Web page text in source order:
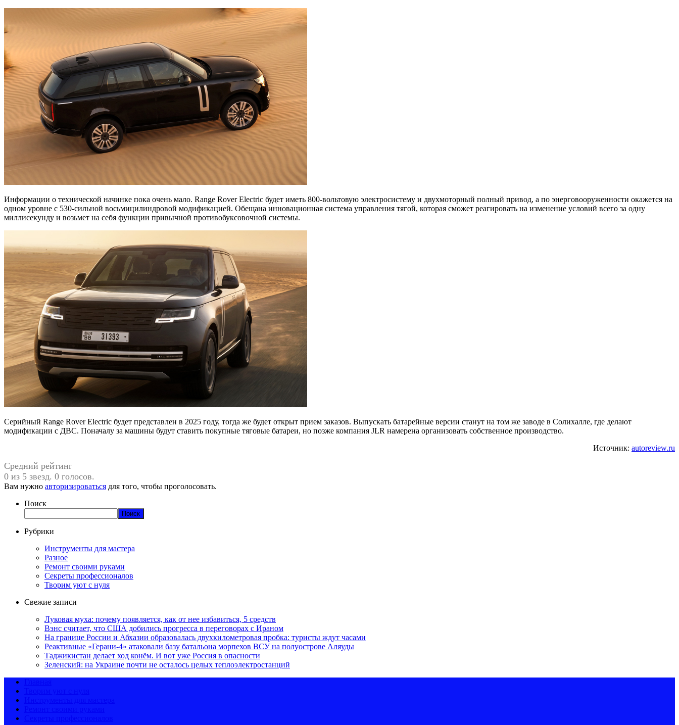
Информации о технической начинке пока очень мало. Range Rover Electric будет иметь 800-вольтовую электросистему и двухмоторный полный привод, а по энерговооруженности окажется на
одном уровне с 530-сильной восьмицилиндровой модификацией. Обещана инновационная система управления тягой, которая сможет реагировать на изменение условий всего за одну
миллисекунду и возьмет на себя функции привычной противобуксовочной системы.
Серийный Range Rover Electric будет представлен в 2025 году, тогда же будет открыт прием заказов. Выпускать батарейные версии станут на том же заводе в Солихалле, где делают
модификации с ДВС. Поначалу за машины будут ставить покупные тяговые батареи, но позже компания JLR намерена организовать собственное производство.
Источник: autoreview.ru
Средний рейтинг
0 из 5 звезд. 0 голосов.
Вам нужно авторизироваться для того, чтобы проголосовать.
Поиск
Поиск
Рубрики
Инструменты для мастера
Разное
Ремонт своими руками
Секреты профессионалов
Творим уют с нуля
Свежие записи
Луковая муха: почему появляется, как от нее избавиться, 5 средств
Вэнс считает, что США добились прогресса в переговорах с Ираном
На границе России и Абхазии образовалась двухкилометровая пробка: туристы ждут часами
Реактивные «Герани-4» атаковали базу батальона морпехов ВСУ на полуострове Аляуды
Таджикистан делает ход конём. И вот уже Россия в опасности
Зеленский: на Украине почти не осталось целых теплоэлектростанций